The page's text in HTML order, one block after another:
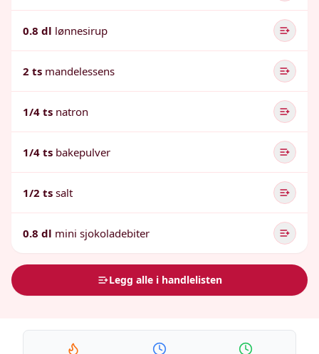
0.8 dl lønnesirup
2 ts mandelessens
1/4 ts natron
1/4 ts bakepulver
1/2 ts salt
0.8 dl mini sjokoladebiter
Legg alle i handlelisten